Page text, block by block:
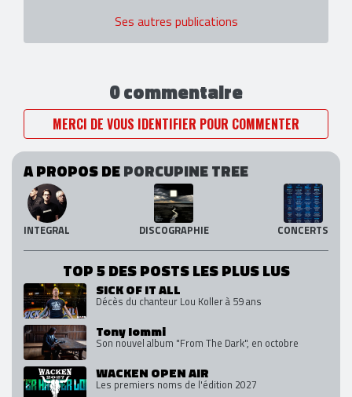
Ses autres publications
0 commentaire
MERCI DE VOUS IDENTIFIER POUR COMMENTER
A PROPOS DEPORCUPINE TREE
INTEGRAL DISCOGRAPHIE CONCERTS
TOP 5 DES POSTS LES PLUS LUS
SICK OF IT ALL
Décès du chanteur Lou Koller à 59 ans
Tony Iommi
Son nouvel album "From The Dark", en octobre
WACKEN OPEN AIR
Les premiers noms de l'édition 2027